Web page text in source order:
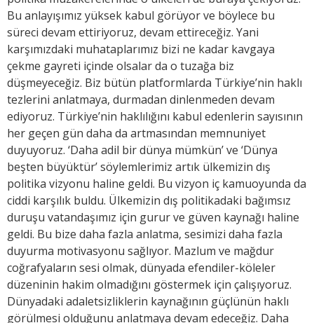
Bu anlayışımız yüksek kabul görüyor ve böylece bu
süreci devam ettiriyoruz, devam ettireceğiz. Yani
karşımızdaki muhataplarımız bizi ne kadar kavgaya
çekme gayreti içinde olsalar da o tuzağa biz
düşmeyeceğiz. Biz bütün platformlarda Türkiye’nin haklı
tezlerini anlatmaya, durmadan dinlenmeden devam
ediyoruz. Türkiye’nin haklılığını kabul edenlerin sayısının
her geçen gün daha da artmasından memnuniyet
duyuyoruz. ‘Daha adil bir dünya mümkün’ ve ‘Dünya
beşten büyüktür’ söylemlerimiz artık ülkemizin dış
politika vizyonu haline geldi. Bu vizyon iç kamuoyunda da
ciddi karşılık buldu. Ülkemizin dış politikadaki bağımsız
duruşu vatandaşımız için gurur ve güven kaynağı haline
geldi. Bu bize daha fazla anlatma, sesimizi daha fazla
duyurma motivasyonu sağlıyor. Mazlum ve mağdur
coğrafyaların sesi olmak, dünyada efendiler-köleler
düzeninin hakim olmadığını göstermek için çalışıyoruz.
Dünyadaki adaletsizliklerin kaynağının güçlünün haklı
görülmesi olduğunu anlatmaya devam edeceğiz. Daha